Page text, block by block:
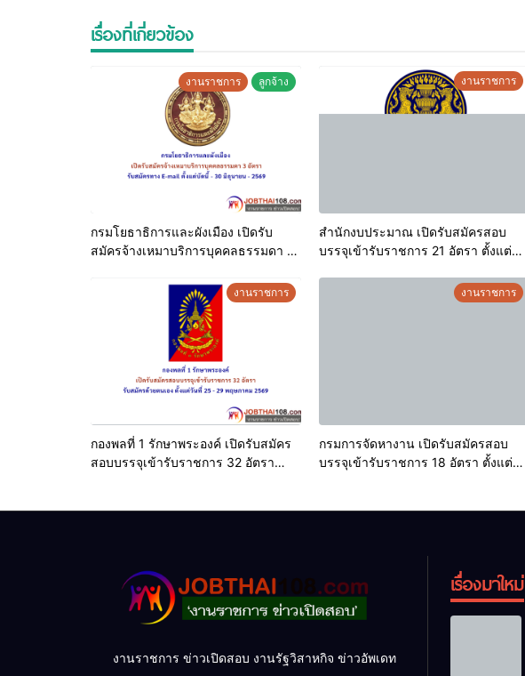
รายละเอียดเพิ่มเติม
– ไฟล์ประกาศรับสมัคร
เรื่องที่เกี่ยวข้อง
งานราชการ ลูกจ้าง
กรมโยธาธิการและผังเมือง เปิดรับ
สมัครจ้างเหมาบริการบุคคลธรรมดา 3
งานราชการ
สำนักงบประมาณ เปิดรับสมัครสอบ
บรรจุเข้ารับราชการ 21 อัตรา ตั้งแต่วัน
งานราชการ
กองพลที่ 1 รักษาพระองค์ เปิดรับสมัคร
สอบบรรจุเข้ารับราชการ 32 อัตรา
งานราชการ
กรมการจัดหางาน เปิดรับสมัครสอบ
บรรจุเข้ารับราชการ 18 อัตรา ตั้งแต่วัน
งานราชการ ข่าวเปิดสอบ งานรัฐวิสาหกิจ ข่าวอัพเดท
เรื่องมาใหม่